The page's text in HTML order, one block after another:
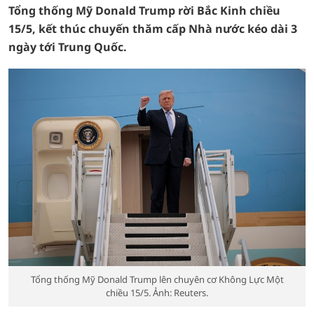
Tổng thống Mỹ Donald Trump rời Bắc Kinh chiều
15/5, kết thúc chuyến thăm cấp Nhà nước kéo dài 3
ngày tới Trung Quốc.
Tổng thống Mỹ Donald Trump lên chuyên cơ Không Lực Một
chiều 15/5. Ảnh: Reuters.